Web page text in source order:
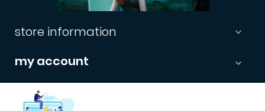
store information 
my account 
informations